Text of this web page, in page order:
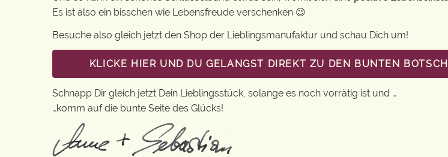
Es ist also ein bisschen wie Lebensfreude verschenken 😉
Besuche also gleich jetzt den Shop der Lieblingsmanufaktur und schau Dich um!
KLICKE HIER UND DU GELANGST DIREKT ZU DEN BUNTEN
Schnapp Dir gleich jetzt Dein Lieblingsstück, solange es noch vorrätig ist und …
…komm auf die bunte Seite des Glücks!